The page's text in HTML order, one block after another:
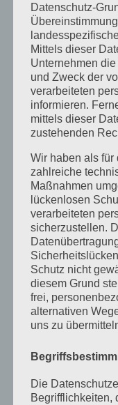
April 2025
März 2025
Februar 2025
Januar 2025
Dezember 2024
September 2024
August 2024
April 2024
März 2024
Januar 2024
Dezember 2023
November 2023
Oktober 2023
Juli 2023
Juni 2023
Datenschutz-
Mittels dieser
Unternehmen
und Zweck der
verarbeiteten
informieren.
mittels dieser
zustehenden
Wir haben als für
zahlreiche
Maßnahmen
lückenlosen
verarbeiteten
sicherzustellen.
Schutz nicht
diesem Grund
frei,
alternativen
uns zu
Die
Begrifflichkeiten,